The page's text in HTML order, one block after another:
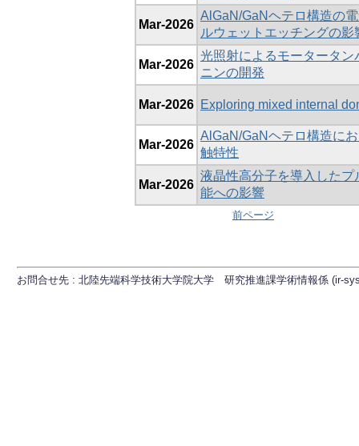
Mar-2026
AlGaN/GaNヘテロ構造の
ルウェットエッチングの影
Mar-2026
光照射によるモータータ
ニンの開発
Mar-2026 Exploring mixed internal
Mar-2026
AlGaN/GaNヘテロ構造に
触特性
Mar-2026
液晶性高分子を導入した
能への影響
前ページ
お問合せ先 : 北陸先端科学技術大学院大学 研究推進課学術情報係 (ir-